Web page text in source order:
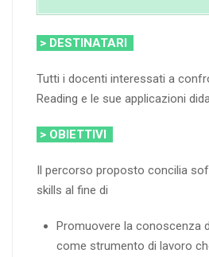
> DESTINATARI
Tutti i docenti interessati a
Reading e le sue applicazioni
> OBIETTIVI
Il percorso proposto concilia
skills al fine di
Promuovere la conoscenza
come strumento di lavoro